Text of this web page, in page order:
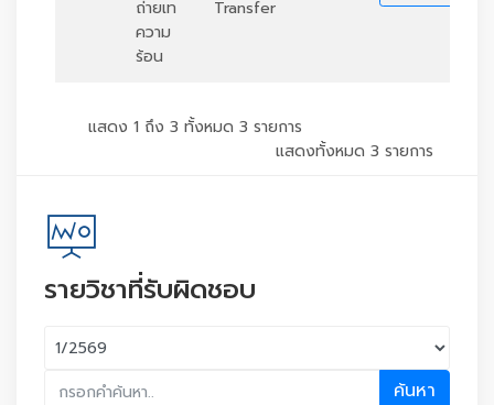
ถ่ายเท
ความ
ร้อน
Transfer
แสดง 1 ถึง 3 ทั้งหมด 3 รายการ
แสดงทั้งหมด 3 รายการ
รายวิชาที่รับผิดชอบ
ค้นหา